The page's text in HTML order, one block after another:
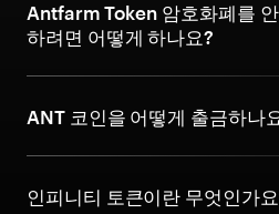
Antfarm Token 암호화폐를
하려면 어떻게 하나요?
ANT 코인을 어떻게 출금하나
인피니티 토큰이란 무엇인가